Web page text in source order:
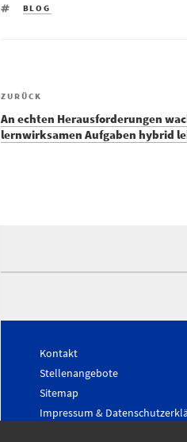
SCHLAGWÖRTER
BLOG
Beitragsnavigation
Vorheriger
Beitrag
ZURÜCK
An echten Herausforderungen
lernwirksamen Aufgaben hybrid
Kontakt
Stellenangebote
Sitemap
Impressum &